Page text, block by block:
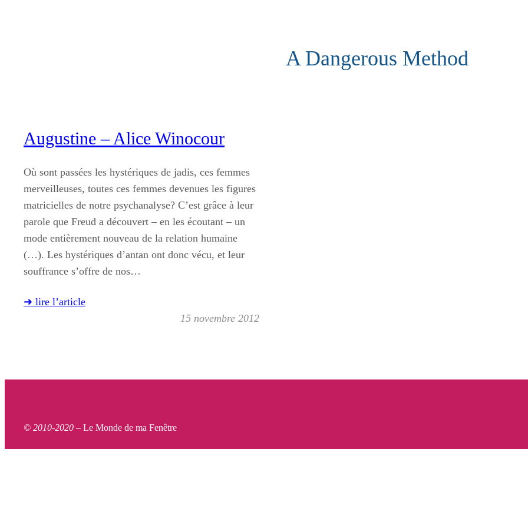
A Dangerous Method
Augustine – Alice Winocour
Où sont passées les hystériques de jadis, ces femmes
merveilleuses, toutes ces femmes devenues les figures
matricielles de notre psychanalyse? C’est grâce à leur
parole que Freud a découvert – en les écoutant – un
mode entièrement nouveau de la relation humaine
(…). Les hystériques d’antan ont donc vécu, et leur
souffrance s’offre de nos…
➜ lire l’article
15 novembre 2012
© 2010-2020 – Le Monde de ma Fenêtre